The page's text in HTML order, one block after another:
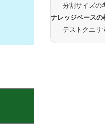
分割サイズの
ナレッジベース
テストクエリ